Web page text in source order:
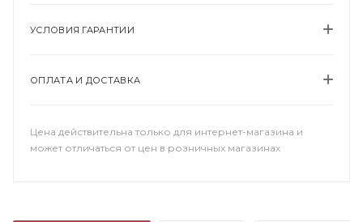
УСЛОВИЯ ГАРАНТИИ
ОПЛАТА И ДОСТАВКА
Цена действительна только для интернет-магазина и
может отличаться от цен в розничных магазинах